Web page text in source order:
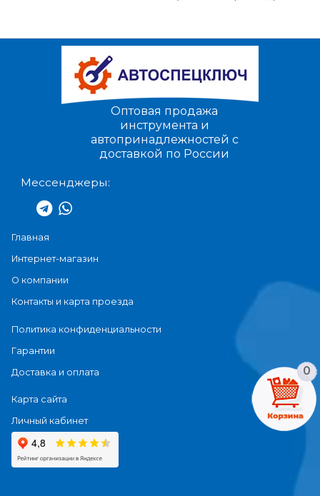
0
Оптовая продажа
инструмента и
автопринадлежностей с
доставкой по России
Мессенджеры:
Главная
Интернет-магазин
О компании
Контакты и карта проезда
Политика конфиденциальности
Гарантии
Доставка и оплата
Карта сайта
Личный кабинет